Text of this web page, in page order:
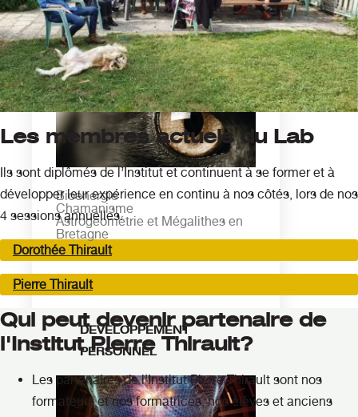
TECHNIQUES
ÉNERGÉTIQUES
Bioénergie
Chamanisme
Astrogéométrie et Mégalithes en
Bretagne
DEVELOPPEMENT
PERSONNEL
Les membres actuels du Lab
Ils sont diplômés de l’Institut et continuent à se former et à
développer leur expérience en continu à nos côtés, lors de nos
4 sessions annuelles.
Dorothée Thirault
Pierre Thirault
Qui peut devenir partenaire de
l'Institut Pierre Thirault?
Les partenaires de l’Institut Pierre Thirault sont nos
formateurs et nos formatrices, nos élèves et anciens